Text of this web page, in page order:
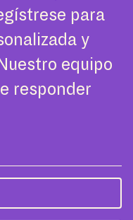
para
y
equipo
responder